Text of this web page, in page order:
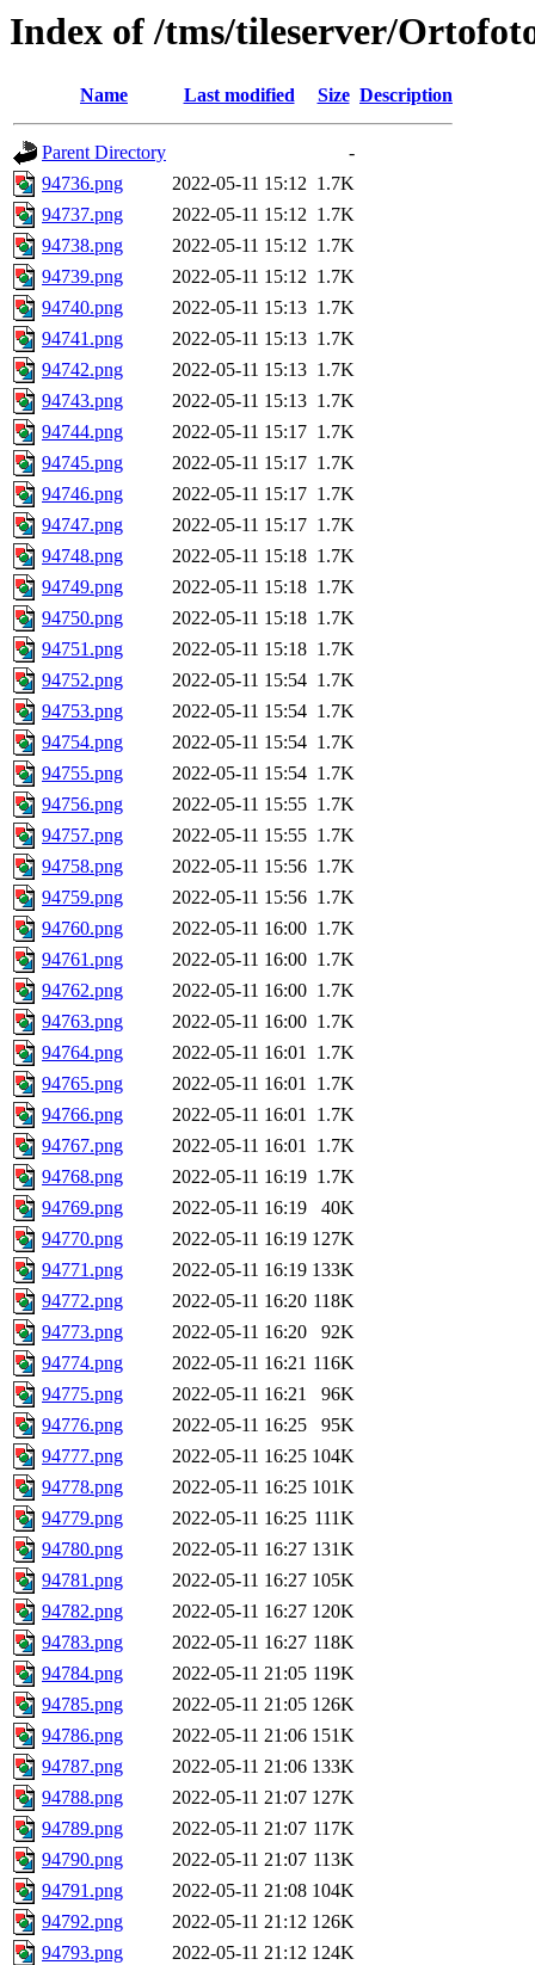
Index of /tms/tileserver/
Name Last modified Size Description
Parent Directory
-
94736.png
2022-05-11 15:12 1.7K
94737.png
2022-05-11 15:12 1.7K
94738.png
2022-05-11 15:12 1.7K
94739.png
2022-05-11 15:12 1.7K
94740.png
2022-05-11 15:13 1.7K
94741.png
2022-05-11 15:13 1.7K
94742.png
2022-05-11 15:13 1.7K
94743.png
2022-05-11 15:13 1.7K
94744.png
2022-05-11 15:17 1.7K
94745.png
2022-05-11 15:17 1.7K
94746.png
2022-05-11 15:17 1.7K
94747.png
2022-05-11 15:17 1.7K
94748.png
2022-05-11 15:18 1.7K
94749.png
2022-05-11 15:18 1.7K
94750.png
2022-05-11 15:18 1.7K
94751.png
2022-05-11 15:18 1.7K
94752.png
2022-05-11 15:54 1.7K
94753.png
2022-05-11 15:54 1.7K
94754.png
2022-05-11 15:54 1.7K
94755.png
2022-05-11 15:54 1.7K
94756.png
2022-05-11 15:55 1.7K
94757.png
2022-05-11 15:55 1.7K
94758.png
2022-05-11 15:56 1.7K
94759.png
2022-05-11 15:56 1.7K
94760.png
2022-05-11 16:00 1.7K
94761.png
2022-05-11 16:00 1.7K
94762.png
2022-05-11 16:00 1.7K
94763.png
2022-05-11 16:00 1.7K
94764.png
2022-05-11 16:01 1.7K
94765.png
2022-05-11 16:01 1.7K
94766.png
2022-05-11 16:01 1.7K
94767.png
2022-05-11 16:01 1.7K
94768.png
2022-05-11 16:19 1.7K
94769.png
2022-05-11 16:19
40K
94770.png
2022-05-11 16:19 127K
94771.png
2022-05-11 16:19 133K
94772.png
2022-05-11 16:20 118K
94773.png
2022-05-11 16:20
92K
94774.png
2022-05-11 16:21 116K
94775.png
2022-05-11 16:21
96K
94776.png
2022-05-11 16:25
95K
94777.png
2022-05-11 16:25 104K
94778.png
2022-05-11 16:25 101K
94779.png
2022-05-11 16:25 111K
94780.png
2022-05-11 16:27 131K
94781.png
2022-05-11 16:27 105K
94782.png
2022-05-11 16:27 120K
94783.png
2022-05-11 16:27 118K
94784.png
2022-05-11 21:05 119K
94785.png
2022-05-11 21:05 126K
94786.png
2022-05-11 21:06 151K
94787.png
2022-05-11 21:06 133K
94788.png
2022-05-11 21:07 127K
94789.png
2022-05-11 21:07 117K
94790.png
2022-05-11 21:07 113K
94791.png
2022-05-11 21:08 104K
94792.png
2022-05-11 21:12 126K
94793.png
2022-05-11 21:12 124K